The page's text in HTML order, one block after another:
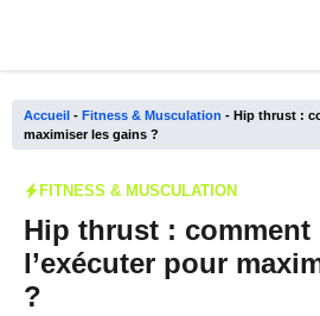
Accueil - Fitness & Musculation - Hip thrust :
maximiser les gains ?
FITNESS & MUSCULATION
Hip thrust : comment
l’exécuter pour
?